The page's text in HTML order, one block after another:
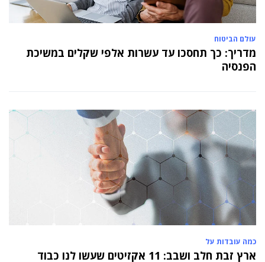
עולם הביטוח
מדריך: כך תחסכו עד עשרות אלפי שקלים במשיכת
הפנסיה
כמה עובדות על
ארץ זבת חלב ושבב: 11 אקזיטים שעשו לנו כבוד